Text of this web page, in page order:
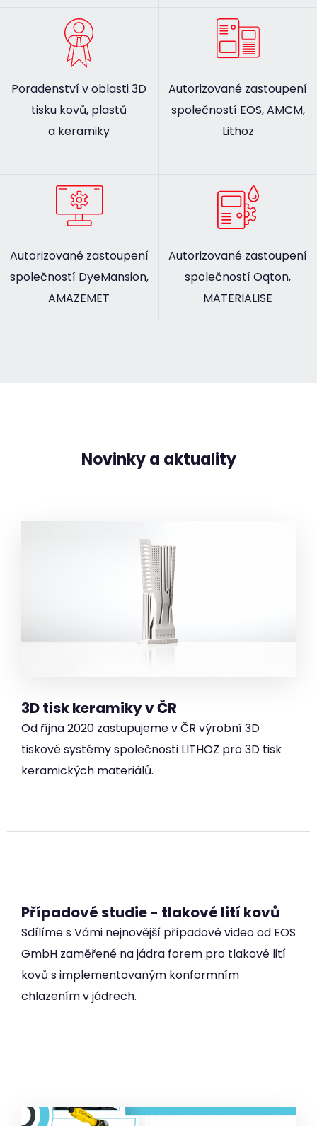
Poradenství v oblasti 3D
tisku kovů, plastů
a keramiky
Autorizované zastoupení
společností EOS, AMCM,
Lithoz
Autorizované zastoupení
společností DyeMansion,
AMAZEMET
Autorizované zastoupení
společností Oqton,
MATERIALISE
Novinky a aktuality
3D tisk keramiky v ČR
Od října 2020 zastupujeme v ČR výrobní 3D
tiskové systémy společnosti LITHOZ pro 3D tisk
keramických materiálů.
Případové studie - tlakové lití kovů
Sdílíme s Vámi nejnovější případové video od EOS
GmbH zaměřené na jádra forem pro tlakové lití
kovů s implementovaným konformním
chlazením v jádrech.